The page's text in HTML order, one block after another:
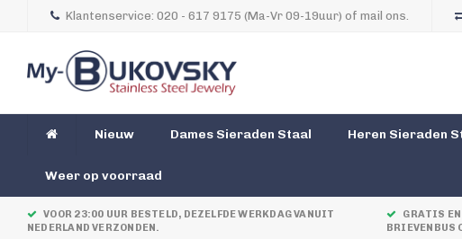
Klantenservice: 020 - 617 9175 (Ma-Vr 09-19uur) of mail ons.
Nieuw Dames Sieraden Staal Heren Sieraden
Weer op voorraad
VOOR 23:00 UUR BESTELD, DEZELFDE WERKDAG VANUIT
NEDERLAND VERZONDEN.
GRATIS
BRIEVENBUS